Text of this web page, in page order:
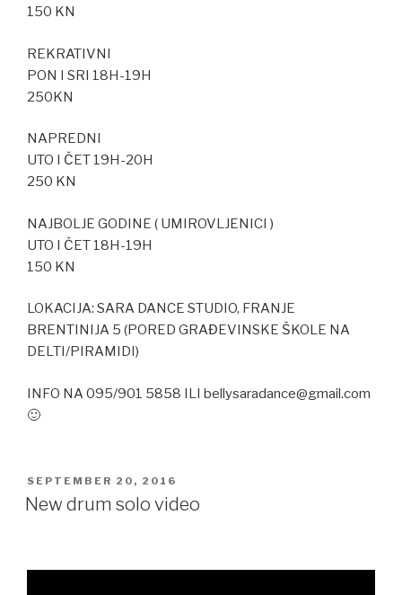
150 KN
REKRATIVNI
PON I SRI 18H-19H
250KN
NAPREDNI
UTO I ČET 19H-20H
250 KN
NAJBOLJE GODINE ( UMIROVLJENICI )
UTO I ČET 18H-19H
150 KN
LOKACIJA: SARA DANCE STUDIO, FRANJE
BRENTINIJA 5 (PORED GRAĐEVINSKE ŠKOLE NA
DELTI/PIRAMIDI)
INFO NA 095/901 5858 ILI bellysaradance@gmail.com
🙂
POSTED
ON
SEPTEMBER 20, 2016
New drum solo video